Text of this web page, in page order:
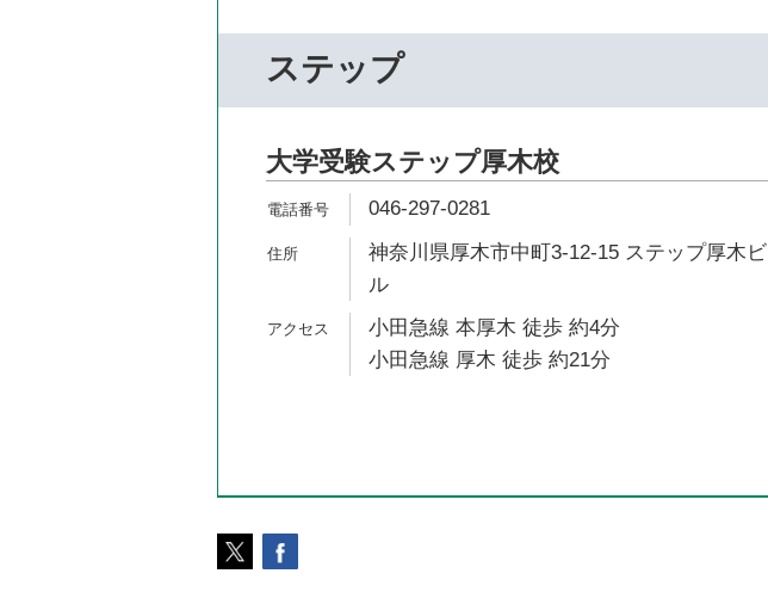
ステップ
大学受験ステップ厚木校
046-297-0281
神奈川県厚木市中町3-12-15 ステップ厚木ビ
ル
小田急線 本厚木 徒歩 約4分
小田急線 厚木 徒歩 約21分